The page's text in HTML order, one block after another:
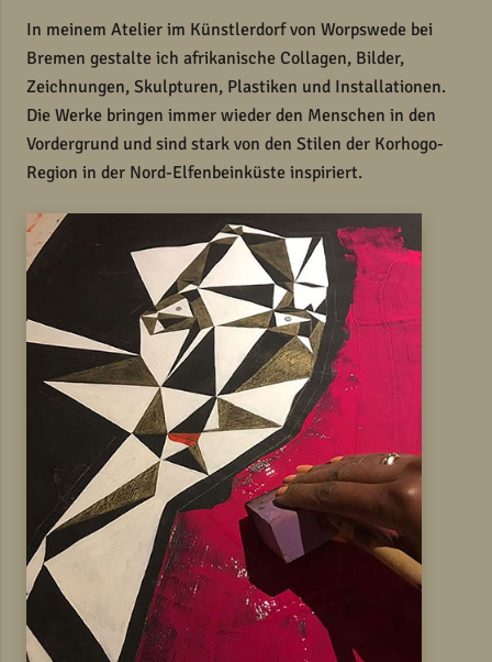
In meinem Atelier im Künstlerdorf von Worpswede bei
Bremen gestalte ich afrikanische Collagen, Bilder,
Zeichnungen, Skulpturen, Plastiken und Installationen.
Die Werke bringen immer wieder den Menschen in den
Vordergrund und sind stark von den Stilen der Korhogo-
Region in der Nord-Elfenbeinküste inspiriert.